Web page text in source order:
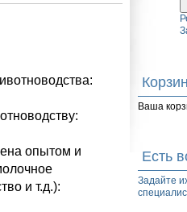
опытом и
Ваша
Есть
Задайте